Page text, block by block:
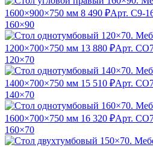
1600×900×750 мм 8 490 ₽Арт. С9-
160×90
1200×700×750 мм 13 880 ₽Арт.
120×70
1400×700×750 мм 15 510 ₽Арт.
140×70
1600×700×750 мм 16 320 ₽Арт.
160×70